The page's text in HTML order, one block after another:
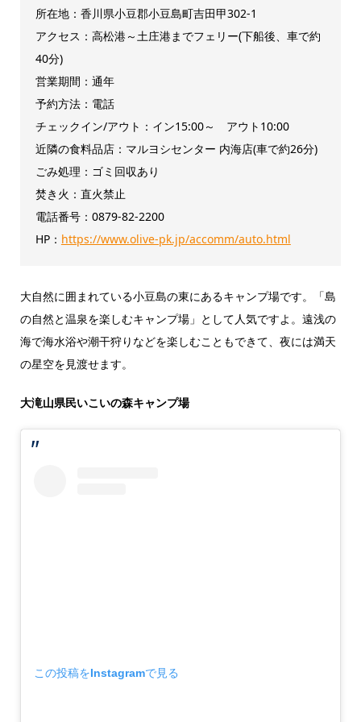
所在地：香川県小豆郡小豆島町吉田甲302-1
アクセス：高松港～土庄港までフェリー(下船後、車で約
40分)
営業期間：通年
予約方法：電話
チェックイン/アウト：イン15:00～ アウト10:00
近隣の食料品店：マルヨシセンター 内海店(車で約26分)
ごみ処理：ゴミ回収あり
焚き火：直火禁止
電話番号：0879-82-2200
HP： https://www.olive-pk.jp/accomm/auto.html
大自然に囲まれている小豆島の東にあるキャンプ場です。「島
の自然と温泉を楽しむキャンプ場」として人気ですよ。遠浅の
海で海水浴や潮干狩りなどを楽しむこともできて、夜には満天
の星空を見渡せます。
大滝山県民いこいの森キャンプ場
この投稿をInstagramで見る